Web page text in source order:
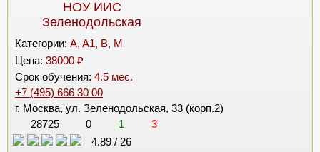
НОУ ИИС
Зеленодольская
Категории: A, A1, B, M
Цена: 38000 ₽
Срок обучения: 4.5 мес.
+7 (495) 666 30 00
г. Москва, ул. Зеленодольская, 33 (корп.2)
28725
0 1
3
4.89 / 26